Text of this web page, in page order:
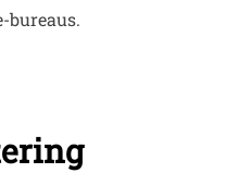
bureaus.